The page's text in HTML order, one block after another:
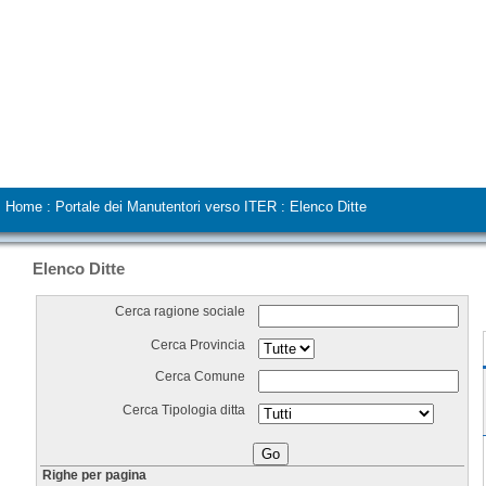
Home : Portale dei Manutentori verso ITER : Elenco Ditte
Elenco Ditte
Cerca ragione sociale
Cerca Provincia
Cerca Comune
Cerca Tipologia ditta
Righe per pagina